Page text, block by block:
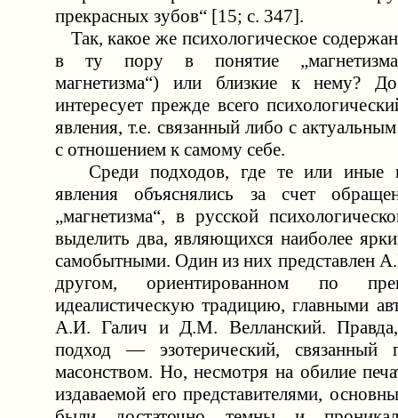
прекрасных зубов“ [15; с. 347].
Так, какое же психологическое
в ту пору в понятие
магнетизма“) или близкие к нему?
интересует прежде всего
явления, т.е. связанный либо с
с отношением к самому себе.
Среди подходов, где те или иные
явления объяснялись за счет
„магнетизма“, в русской
выделить два, являющихся наиболее
самобытными. Один из них представлен
другом, ориентированном по
идеалистическую традицию, главными
А.И. Галич и Д.М. Велланский.
подход — эзотерический, связанный
масонством. Но, несмотря на обилие
издаваемой его представителями,